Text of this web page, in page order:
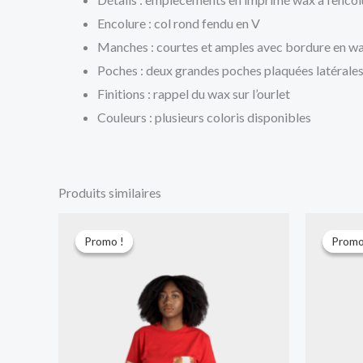
Encolure : col rond fendu en V
Manches : courtes et amples avec bordure en
Poches : deux grandes poches plaquées latérales
Finitions : rappel du wax sur l’ourlet
Couleurs : plusieurs coloris disponibles
Produits similaires
Promo !
Promo !
initial
6.000 CFA.4.000 CFA.